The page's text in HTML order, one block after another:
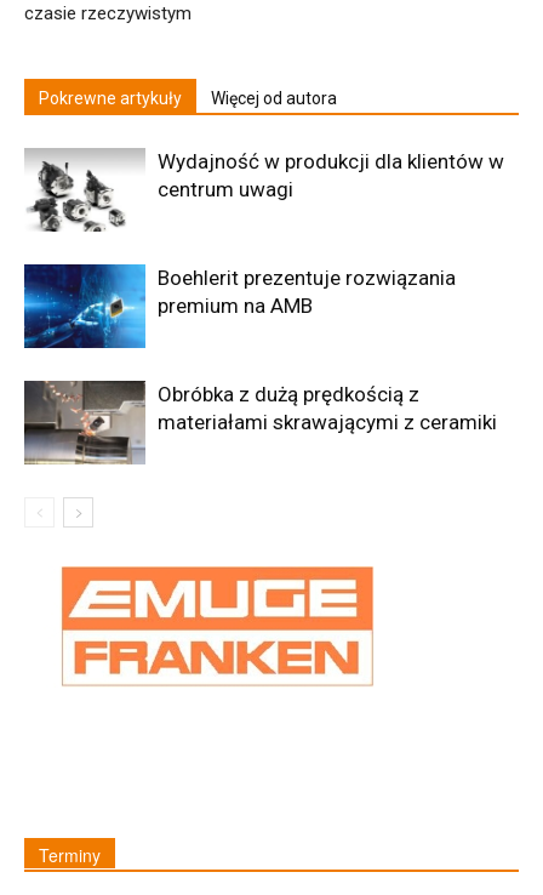
czasie rzeczywistym
Pokrewne artykuły Więcej od autora
Wydajność w produkcji dla klientów w
centrum uwagi
Boehlerit prezentuje rozwiązania
premium na AMB
Obróbka z dużą prędkością z
materiałami skrawającymi z ceramiki
Terminy